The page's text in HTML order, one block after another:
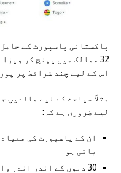
پاکستانی پاسپورٹ کے
32 ممالک میں پہنچ کر
اس کے لیے چند شرائط پر
مثلاً سیاحت کے لیے مالدیپ
لیے ضروری ہے کہ:
ان کے پاسپورٹ کی
باقی ہو
30 دنوں کے اندر اندر